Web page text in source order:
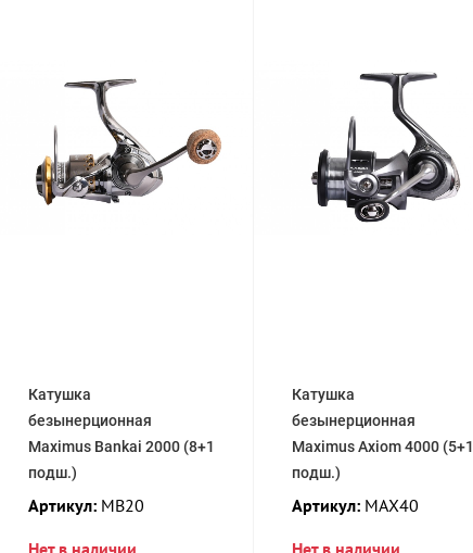
Катушка
безынерционная
Maximus Bankai 2000 (8+1
подш.)
Артикул:MB20
Катушка
безынерционная
Maximus Axiom 4000 (5+1
подш.)
Артикул: MAX40